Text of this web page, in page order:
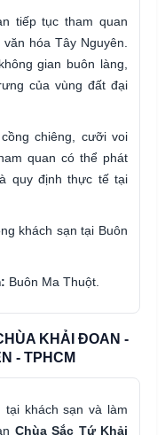
tiếp tục tham quan
hóa Tây Nguyên.
gian buôn làng,
của vùng đất đại
chiêng, cưỡi voi
quan có thể phát
quy định thực tế tại
khách sạn tại Buôn
Buôn Ma Thuột.
KHẢI ĐOAN -
- TPHCM
tại khách sạn và làm
Chùa Sắc Tứ Khải